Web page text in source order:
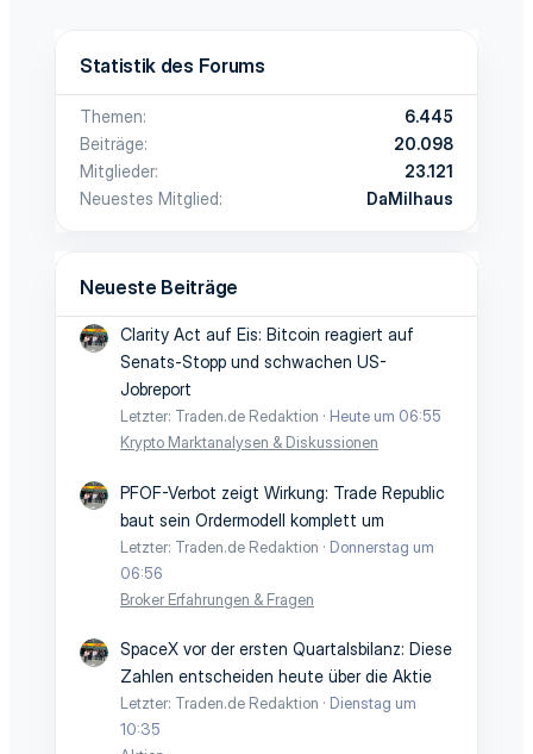
Statistik des Forums
Themen
6.445
Beiträge
20.098
Mitglieder
23.121
Neuestes Mitglied
DaMilhaus
Neueste Beiträge
Clarity Act auf Eis: Bitcoin reagiert auf
Senats-Stopp und schwachen US-
Jobreport
Letzter: Traden.de Redaktion
Heute um 06:55
Krypto Marktanalysen & Diskussionen
PFOF-Verbot zeigt Wirkung: Trade Republic
baut sein Ordermodell komplett um
Letzter: Traden.de Redaktion
Donnerstag um
06:56
Broker Erfahrungen & Fragen
SpaceX vor der ersten Quartalsbilanz: Diese
Zahlen entscheiden heute über die Aktie
Letzter: Traden.de Redaktion
Dienstag um
10:35